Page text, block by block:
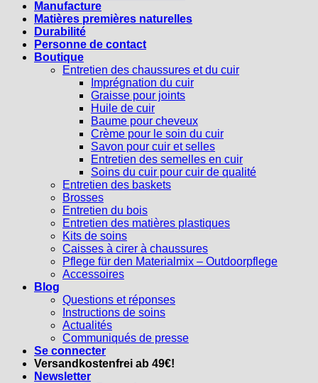
Manufacture
Matières premières naturelles
Durabilité
Personne de contact
Boutique
Entretien des chaussures et du cuir
Imprégnation du cuir
Graisse pour joints
Huile de cuir
Baume pour cheveux
Crème pour le soin du cuir
Savon pour cuir et selles
Entretien des semelles en cuir
Soins du cuir pour cuir de qualité
Entretien des baskets
Brosses
Entretien du bois
Entretien des matières plastiques
Kits de soins
Caisses à cirer à chaussures
Pflege für den Materialmix – Outdoorpflege
Accessoires
Blog
Questions et réponses
Instructions de soins
Actualités
Communiqués de presse
Se connecter
Versandkostenfrei ab 49€!
Newsletter